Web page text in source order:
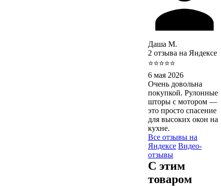
Даша М.
2 отзыва на Яндексе
⭐⭐⭐⭐⭐
6 мая 2026
Очень довольна
покупкой. Рулонные
шторы с мотором —
это просто спасение
для высоких окон на
кухне.
Все отзывы на
Яндексе Видео-
отзывы
С этим
товаром